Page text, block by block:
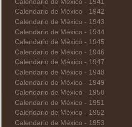
Calendario de México - 1941
Calendario de México - 1942
Calendario de México - 1943
Calendario de México - 1944
Calendario de México - 1945
Calendario de México - 1946
Calendario de México - 1947
Calendario de México - 1948
Calendario de México - 1949
Calendario de México - 1950
Calendario de México - 1951
Calendario de México - 1952
Calendario de México - 1953